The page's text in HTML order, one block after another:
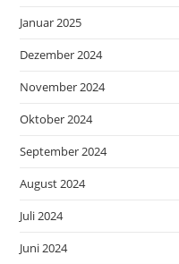
Januar 2025
Dezember 2024
November 2024
Oktober 2024
September 2024
August 2024
Juli 2024
Juni 2024